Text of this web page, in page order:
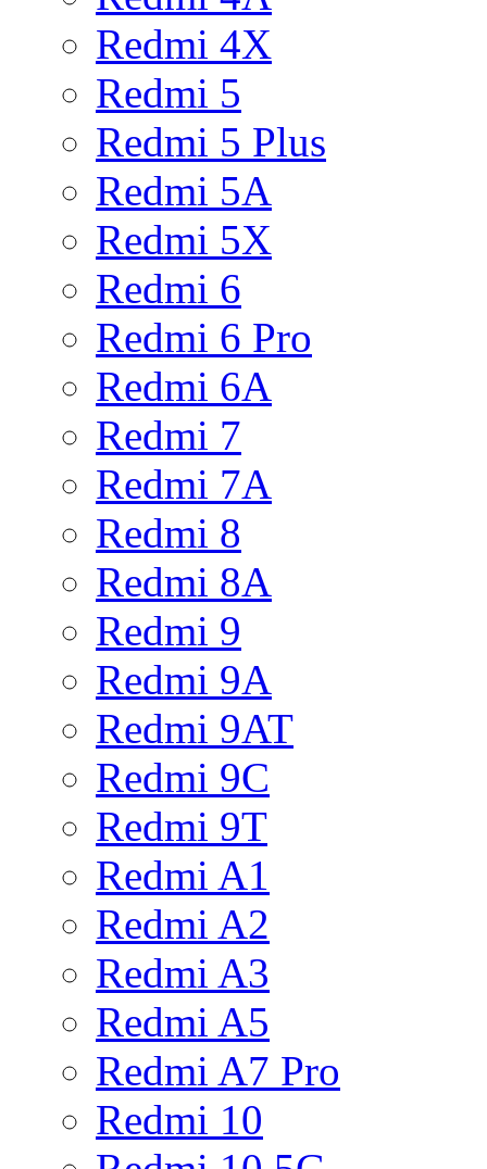
Redmi 4X
Redmi 5
Redmi 5 Plus
Redmi 5A
Redmi 5X
Redmi 6
Redmi 6 Pro
Redmi 6A
Redmi 7
Redmi 7A
Redmi 8
Redmi 8A
Redmi 9
Redmi 9A
Redmi 9AT
Redmi 9C
Redmi 9T
Redmi A1
Redmi A2
Redmi A3
Redmi A5
Redmi A7 Pro
Redmi 10